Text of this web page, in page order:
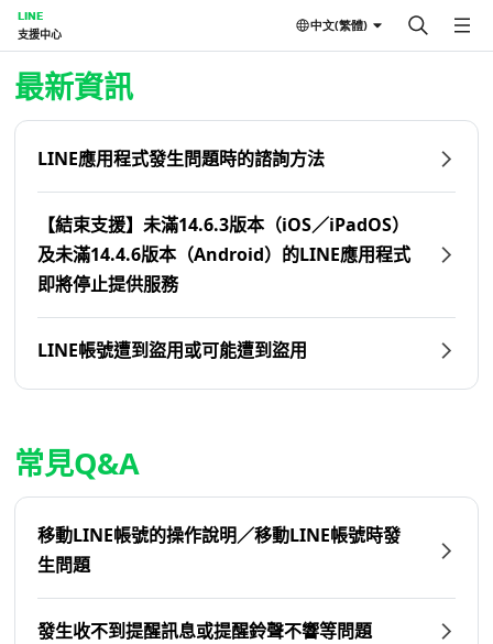
LINE
支援中心
中文(繁體)
首頁 | LINE支援中心
最新資訊
LINE應用程式發生問題時的諮詢方法
【結束支援】未滿14.6.3版本（iOS／iPadOS）
及未滿14.4.6版本（Android）的LINE應用程式
即將停止提供服務
LINE帳號遭到盜用或可能遭到盜用
常見Q&A
移動LINE帳號的操作說明／移動LINE帳號時發
生問題
發生收不到提醒訊息或提醒鈴聲不響等問題